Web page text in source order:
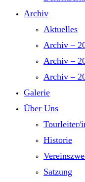
Archiv
Aktuelles
Archiv –
Archiv –
Archiv –
Galerie
Über Uns
Tourleiter/
Historie
Satzung